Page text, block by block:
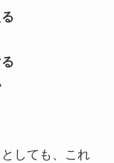
しても、これ